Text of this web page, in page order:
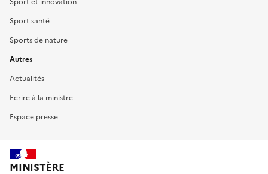
Sport santé
Sports de nature
Autres
Actualités
Ecrire à la ministre
Espace presse
MINISTÈRE